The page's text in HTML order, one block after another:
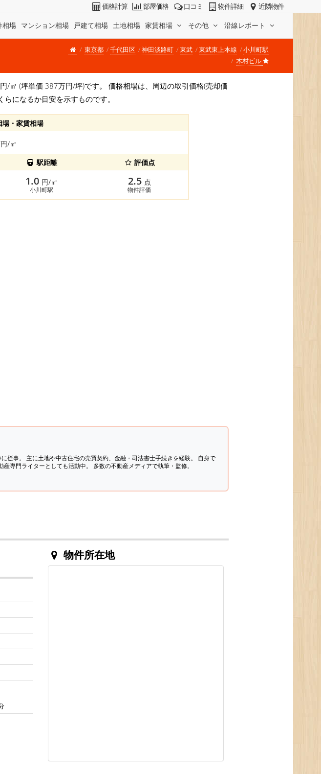
相場 マンション相場 戸建て相場 土地相場 家賃相場 その他 沿線レポート
価格計算 部屋価格 口コミ 物件詳細 近隣物件
東京都 千代田区 神田淡路町 東武 東武東上本線
小川町駅
木村ビル
/㎡ (坪単価 387万円/坪)です。 価格相場は、周辺の取引価格(売却価
になるか目安を示すものです。
場・家賃相場
/㎡
駅距離 評価点
1.0 円/㎡
小川町駅
2.5 点
物件評価
事。 主に土地や中古住宅の売買契約、金融・司法書士手続きを経験。 自身で
専門ライターとしても活動中。 多数の不動産メディアで執筆・監修。
物件所在地